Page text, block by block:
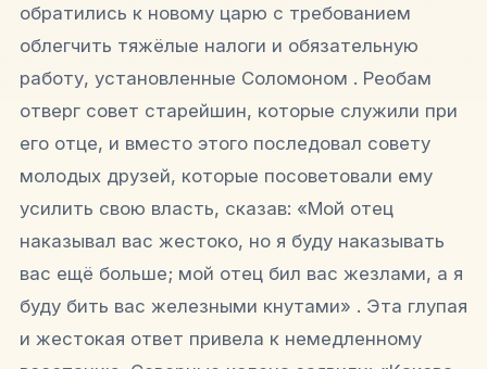
обратились к новому царю с требованием
облегчить тяжёлые налоги и обязательную
работу, установленные Соломоном . Реобам
отверг совет старейшин, которые служили при
его отце, и вместо этого последовал совету
молодых друзей, которые посоветовали ему
усилить свою власть, сказав: «Мой отец
наказывал вас жестоко, но я буду наказывать
вас ещё больше; мой отец бил вас жезлами, а я
буду бить вас железными кнутами» . Эта глупая
и жестокая ответ привела к немедленному